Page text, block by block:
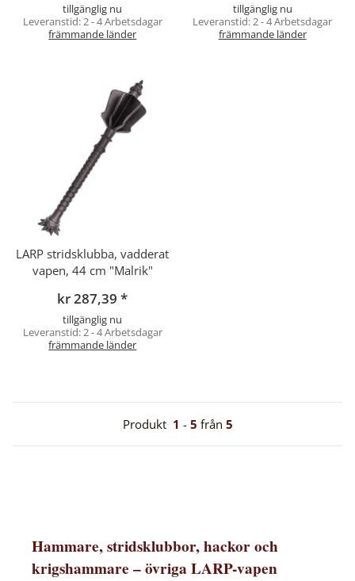
tillgänglig nu
Leveranstid:2 - 4 Arbetsdagar
främmande länder
tillgänglig nu
Leveranstid:2 - 4 Arbetsdagar
främmande länder
LARP stridsklubba, vadderat
vapen, 44 cm "Malrik"
kr 287,39*
tillgänglig nu
Leveranstid:2 - 4 Arbetsdagar
främmande länder
Produkt 1 - 5 från 5
Hammare, stridsklubbor, hackor och
krigshammare – övriga LARP-vapen